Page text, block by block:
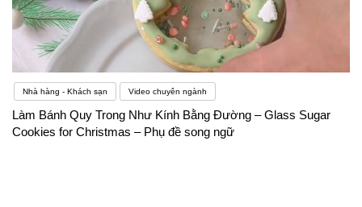
Nhà hàng - Khách sạn Video chuyên ngành
Làm Bánh Quy Trong Như Kính Bằng Đường – Glass Sugar
Cookies for Christmas – Phụ đề song ngữ